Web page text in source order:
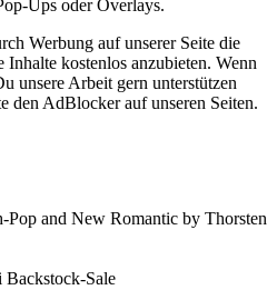
Ups oder Overlays.
Werbung auf unserer Seite die
kostenlos anzubieten. Wenn
unsere Arbeit gern unterstützen
den AdBlocker auf unseren Seiten.
Pop and New Romantic by Thorsten
Backstock-Sale